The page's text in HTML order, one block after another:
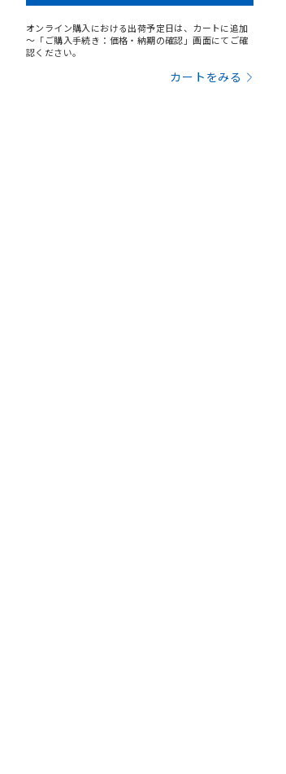
オンライン購入における出荷予定日は、カートに追加
～「ご購入手続き：価格・納期の確認」画面にてご確
認ください。
カートをみる